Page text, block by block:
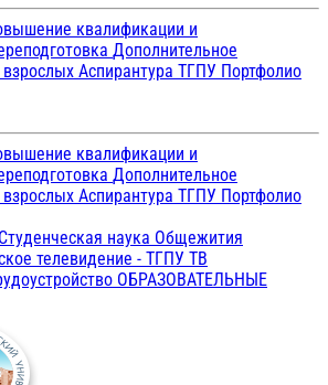
квалификации и
Дополнительное
Аспирантура ТГПУ Портфолио
квалификации и
Дополнительное
Аспирантура ТГПУ Портфолио
Студенческая наука Общежития
телевидение - ТГПУ ТВ
ОБРАЗОВАТЕЛЬНЫЕ